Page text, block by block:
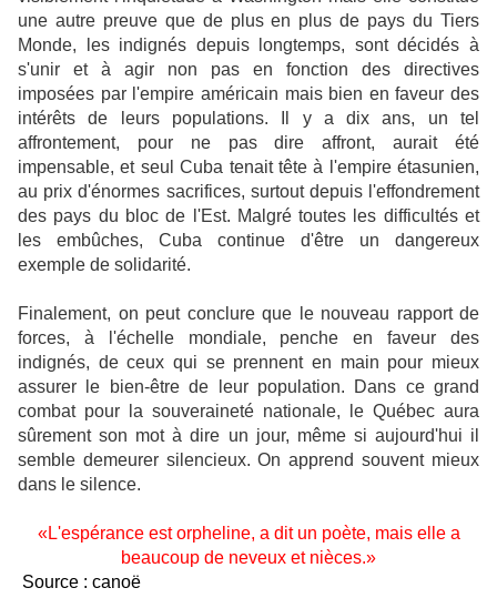
une autre preuve que de plus en plus de pays du Tiers
Monde, les indignés depuis longtemps, sont décidés à
s'unir et à agir non pas en fonction des directives
imposées par l'empire américain mais bien en faveur des
intérêts de leurs populations. Il y a dix ans, un tel
affrontement, pour ne pas dire affront, aurait été
impensable, et seul Cuba tenait tête à l'empire étasunien,
au prix d'énormes sacrifices, surtout depuis l'effondrement
des pays du bloc de l'Est. Malgré toutes les difficultés et
les embûches, Cuba continue d'être un dangereux
exemple de solidarité.
Finalement, on peut conclure que le nouveau rapport de
forces, à l'échelle mondiale, penche en faveur des
indignés, de ceux qui se prennent en main pour mieux
assurer le bien-être de leur population. Dans ce grand
combat pour la souveraineté nationale, le Québec aura
sûrement son mot à dire un jour, même si aujourd'hui il
semble demeurer silencieux. On apprend souvent mieux
dans le silence.
«L'espérance est orpheline, a dit un poète, mais elle a
beaucoup de neveux et nièces.»
Source : canoë